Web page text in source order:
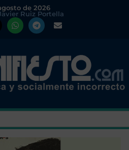
de 2026
Ruiz Portella